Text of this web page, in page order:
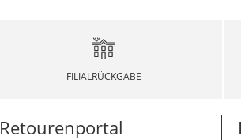
FILIALRÜCKGABE
Retourenportal